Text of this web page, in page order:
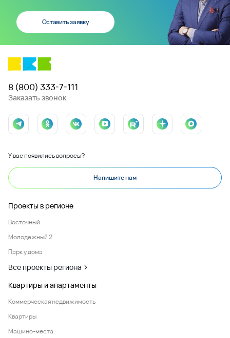
Оставить заявку
8 (800) 333-7-111
Заказать звонок
У вас появились вопросы?
Напишите нам
Проекты в регионе
Восточный
Молодежный 2
Парк у дома
Все проекты региона
Квартиры и апартаменты
Коммерческая недвижимость
Квартиры
Машино-места